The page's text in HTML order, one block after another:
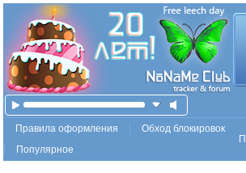
Правила оформления
Обход блокировок
Популярное